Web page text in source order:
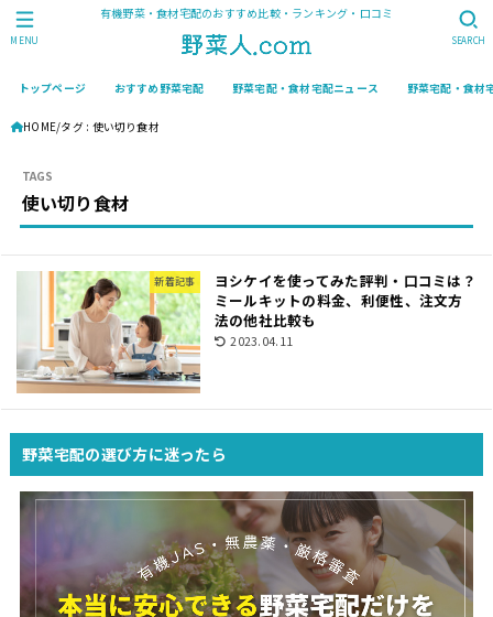
有機野菜・食材宅配のおすすめ比較・ランキング・口コミ
トップページ おすすめ野菜宅配 野菜宅配・食材宅配ニュース 野菜宅配・食材
SEARCH
MENU
HOME タグ : 使い切り食材
使い切り食材
新着記事
ヨシケイを使ってみた評判・口コミは？
ミールキットの料金、利便性、注文方
法の他社比較も
2023.04.11
野菜宅配の選び方に迷ったら